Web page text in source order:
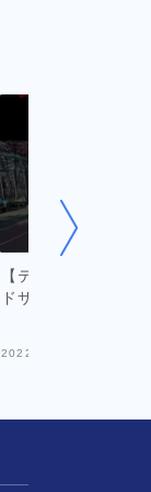
【テニス試合】竹
ドサーブ#shorts
2022.12.26